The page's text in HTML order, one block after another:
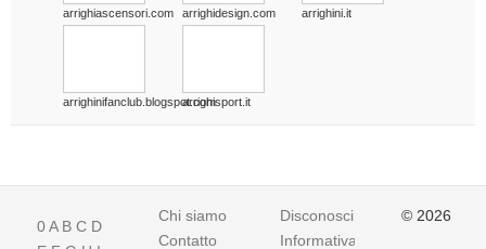
arrighiascensori.com arrighidesign.com arrighini.it
arrighinifanclub.blogspot.comarrighisport.it
0A B C D
Chi siamo
Contatto
Disconoscimento
Informativa
© 2026